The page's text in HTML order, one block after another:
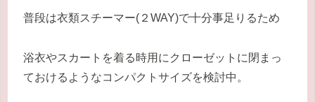
普段は衣類スチーマー(２WAY)で十分事足りるため
浴衣やスカートを着る時用にクローゼットに閉まっ
ておけるようなコンパクトサイズを検討中。